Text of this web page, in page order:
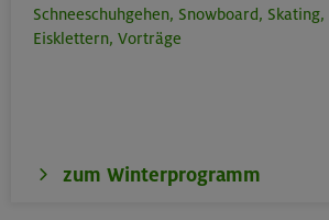
Schneeschuhgehen, Snowboard, Skating,
Eisklettern, Vorträge
zum Winterprogramm